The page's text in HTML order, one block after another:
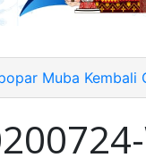
Muba Kembali